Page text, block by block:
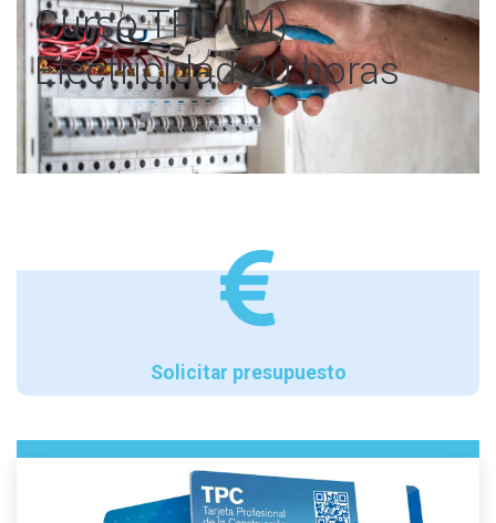
Curso TPC (M)
Electricidad 20 horas
Solicitar presupuesto